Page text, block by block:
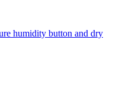
humidity button and dry